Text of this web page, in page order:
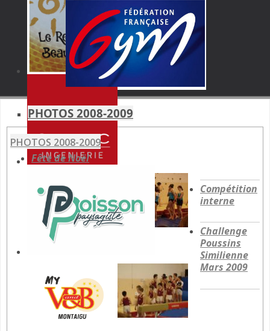
PHOTOS 2008-2009
PHOTOS 2008-2009
Fête de Noël
Compétition
interne
Challenge
Poussins
Similienne
Mars 2009